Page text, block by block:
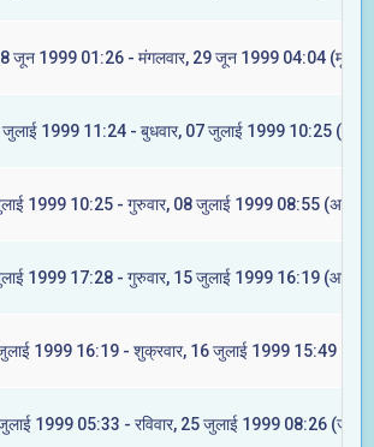
जून 1999 01:26 - मंगलवार, 29 जून 1999 04:04 (मूल)
जुलाई 1999 11:24 - बुधवार, 07 जुलाई 1999 10:25
1999 10:25 - गुरुवार, 08 जुलाई 1999 08:55
1999 17:28 - गुरुवार, 15 जुलाई 1999 16:19
1999 16:19 - शुक्रवार, 16 जुलाई 1999 15:49 (मघा)
1999 05:33 - रविवार, 25 जुलाई 1999 08:26